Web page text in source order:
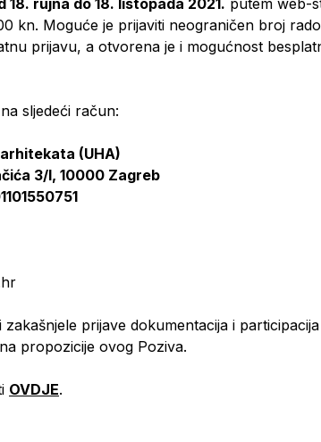
kn. Moguće je prijaviti neograničen broj
prijavu, a otvorena je i mogućnost
sljedeći račun:
(UHA)
3/I, 10000 Zagreb
prijave dokumentacija i
propozicije ovog Poziva.
OVDJE.